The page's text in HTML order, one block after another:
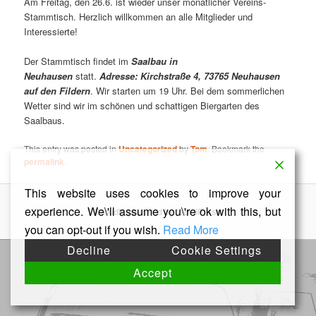
Stammtisch. Herzlich willkommen an alle Mitglieder und
Interessierte!
Der Stammtisch findet imSaalbau in
Neuhausen statt.Adresse: Kirchstraße 4, 73765 Neuhausen
auf den Fildern. Wir starten um 19 Uhr. Bei dem sommerlichen
Wetter sind wir im schönen und schattigen Biergarten des
Saalbaus.
This entry was posted inUncategorizedbyTom. Bookmark the
permalink.
Proudly powered by WordPress
This website uses cookies to improve your
experience. We\'ll assume you\'re ok with this, but
you can opt-out if you wish. Read More
Decline
Cookie Settings
Accept